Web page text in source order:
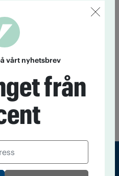
i Falun för att finansiera
en folkpark, ett socialt
är att skapa en rörelse
– här är de
nominerade medlemmar inför
2017. De ingår i tre
kämpe.
vårt nyhetsbrev
från